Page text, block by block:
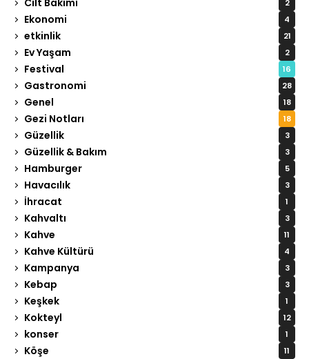
2
Ekonomi 4
etkinlik 21
Ev Yaşam 2
Festival 16
Gastronomi 28
Genel 18
Gezi Notları 18
Güzellik 3
Güzellik & Bakım 3
Hamburger 5
Havacılık 3
İhracat 1
Kahvaltı 3
Kahve 11
Kahve Kültürü 4
Kampanya 3
Kebap 3
Keşkek 1
Kokteyl 12
konser 1
Köşe 11